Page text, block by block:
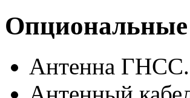
Опциональные
Антенна ГНСС.